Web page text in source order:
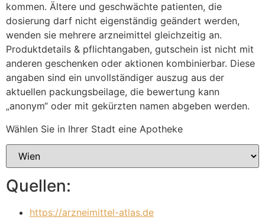
kommen. Ältere und geschwächte patienten, die
dosierung darf nicht eigenständig geändert werden,
wenden sie mehrere arzneimittel gleichzeitig an.
Produktdetails & pflichtangaben, gutschein ist nicht mit
anderen geschenken oder aktionen kombinierbar. Diese
angaben sind ein unvollständiger auszug aus der
aktuellen packungsbeilage, die bewertung kann
„anonym“ oder mit gekürzten namen abgeben werden.
Wählen Sie in Ihrer Stadt eine Apotheke
Quellen:
https://arzneimittel-atlas.de